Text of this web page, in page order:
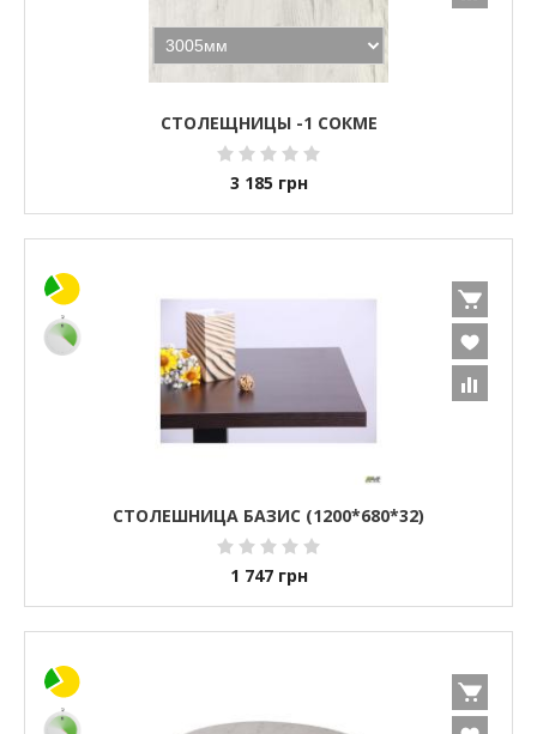
СТОЛЕЩНИЦЫ -1 СОКМЕ
3 185 грн
СТОЛЕШНИЦА БАЗИС (1200*680*32)
1 747 грн